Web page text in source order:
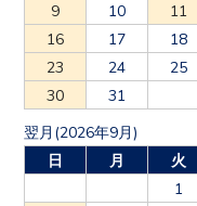
9
10 11
16
17 18
23
24 25
30
31
翌月(2026年9月)
日
月 火
1